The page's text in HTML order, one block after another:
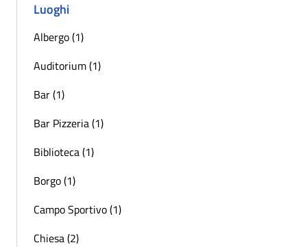
Luoghi
Albergo (1)
Auditorium (1)
Bar (1)
Bar Pizzeria (1)
Biblioteca (1)
Borgo (1)
Campo Sportivo (1)
Chiesa (2)